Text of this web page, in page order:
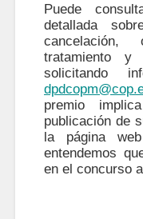
Puede
detallada
cancelación,
tratamiento y
solicitando
premio
publicación de
la página
entendemos
en el concurso